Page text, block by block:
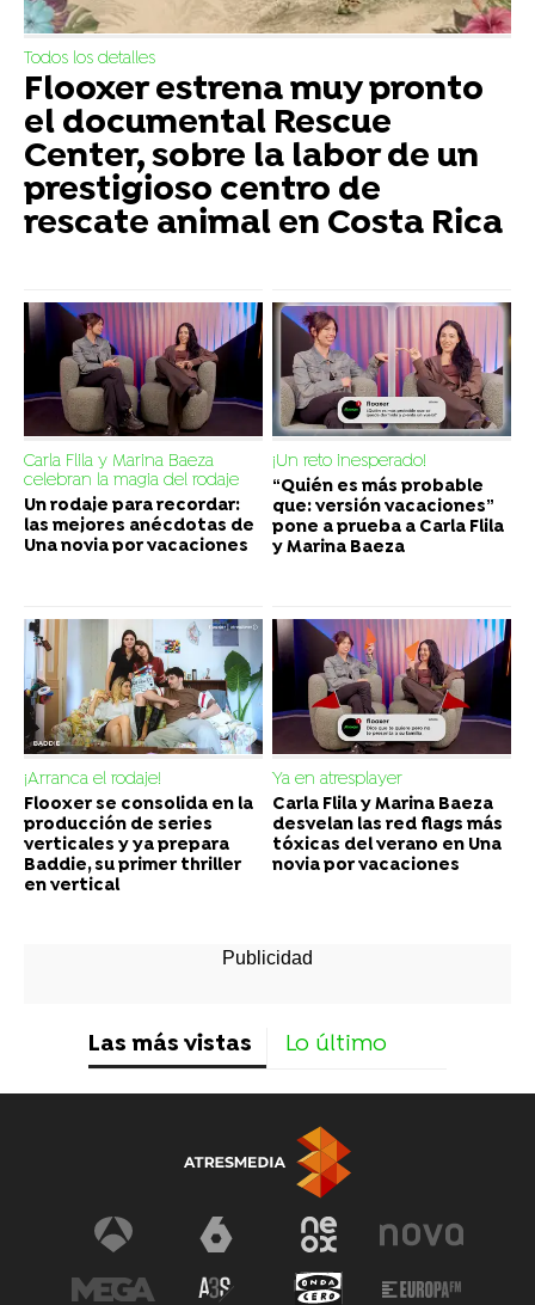
Todos los detalles
Flooxer estrena muy pronto
el documental Rescue
Center, sobre la labor de un
prestigioso centro de
rescate animal en Costa Rica
Carla Flila y Marina Baeza
celebran la magia del rodaje
Un rodaje para recordar:
las mejores anécdotas de
Una novia por vacaciones
¡Un reto inesperado!
“Quién es más probable
que: versión vacaciones”
pone a prueba a Carla Flila
y Marina Baeza
¡Arranca el rodaje!
Flooxer se consolida en la
producción de series
verticales y ya prepara
Baddie, su primer thriller
en vertical
Ya en atresplayer
Carla Flila y Marina Baeza
desvelan las red flags más
tóxicas del verano en Una
novia por vacaciones
Las más vistas Lo último